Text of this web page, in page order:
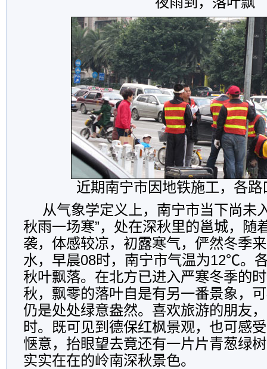
近期南宁市因地铁施工，各路
从气象学定义上，南宁市当下尚未
秋雨一场寒”，处在深秋里的邕城，随
袭，体感较凉，初露寒气，俨然冬季
水，早晨08时，南宁市气温为12℃。
秋叶飘落。在北方已进入严寒冬季的
秋，飘零的落叶自是有另一番景象，
仍是处处绿意盎然。喜欢旅游的朋友
时。既可见到德保红枫景观，也可感
惬意，抬眼望去竟还有一片片青葱绿
实实在在的岭南深秋景色。